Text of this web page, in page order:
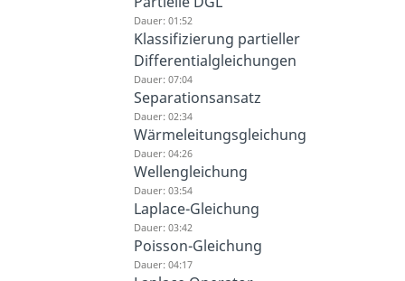
Dauer: 01:52
Klassifizierung partieller
Differentialgleichungen
Dauer: 07:04
Separationsansatz
Dauer: 02:34
Wärmeleitungsgleichung
Dauer: 04:26
Wellengleichung
Dauer: 03:54
Laplace-Gleichung
Dauer: 03:42
Poisson-Gleichung
Dauer: 04:17